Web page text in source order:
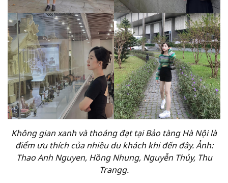
Không gian xanh và thoáng đạt tại Bảo tàng Hà Nội là
điểm ưu thích của nhiều du khách khi đến đây. Ảnh:
Thao Anh Nguyen, Hồng Nhung, Nguyễn Thủy, Thu
Trangg.